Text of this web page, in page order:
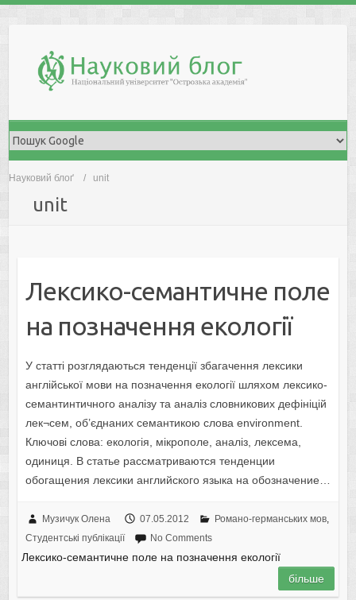
Науковий блоґ unit
unit
Лексико-семантичне поле
на позначення екології
У статті розглядаються тенденції збагачення лексики
англійської мови на позначення екології шляхом лексико-
семантинтичного аналізу та аналіз словникових дефініцій
лек¬сем, об’єднаних семантикою слова environment.
Ключові слова: екологія, мікрополе, аналіз, лексема,
одиниця. В статье рассматриваются тенденции
обогащения лексики английского языка на обозначение…
Музичук Олена 07.05.2012 Романо-германських мов,
Студентські публікації
No Comments
Лексико-семантичне поле на позначення екології
більше